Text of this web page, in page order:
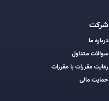
شرکت
درباره ما
سوالات متداول
رعایت مقررات با مقررات
حمایت مالی